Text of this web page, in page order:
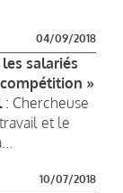
04/09/2018
salariés
»
: Chercheuse
et le
10/07/2018